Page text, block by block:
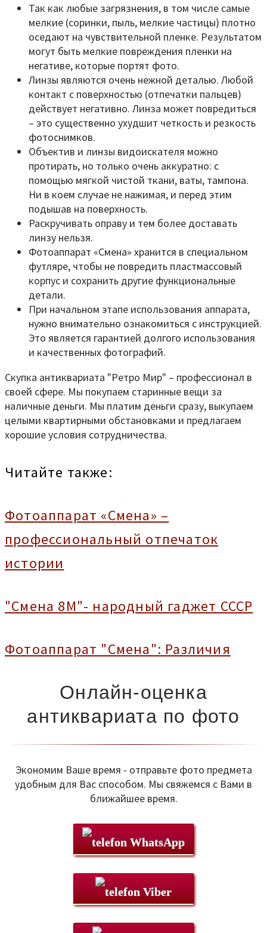
Так как любые загрязнения, в том числе самые
мелкие (соринки, пыль, мелкие частицы) плотно
оседают на чувствительной пленке. Результатом
могут быть мелкие повреждения пленки на
негативе, которые портят фото.
Линзы являются очень нежной деталью. Любой
контакт с поверхностью (отпечатки пальцев)
действует негативно. Линза может повредиться
– это существенно ухудшит четкость и резкость
фотоснимков.
Объектив и линзы видоискателя можно
протирать, но только очень аккуратно: с
помощью мягкой чистой ткани, ваты, тампона.
Ни в коем случае не нажимая, и перед этим
подышав на поверхность.
Раскручивать оправу и тем более доставать
линзу нельзя.
Фотоаппарат «Смена» хранится в специальном
футляре, чтобы не повредить пластмассовый
корпус и сохранить другие функциональные
детали.
При начальном этапе использования аппарата,
нужно внимательно ознакомиться с инструкцией.
Это является гарантией долгого использования
и качественных фотографий.
Скупка антиквариата "Ретро Мир" – профессионал в
своей сфере. Мы покупаем старинные вещи за
наличные деньги. Мы платим деньги сразу, выкупаем
целыми квартирными обстановками и предлагаем
хорошие условия сотрудничества.
Читайте также:
Фотоаппарат «Смена» –
профессиональный отпечаток
истории
"Смена 8М"- народный гаджет СССР
Фотоаппарат "Смена": Различия
Онлайн-оценка
антиквариата по фото
Экономим Ваше время - отправьте фото предмета
удобным для Вас способом. Мы свяжемся с Вами в
ближайшее время.
WhatsApp
Viber